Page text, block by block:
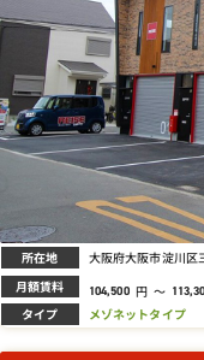
所在地 大阪府大阪市淀川
月額賃料 104,500 円 ～
タイプ メゾネットタイプ